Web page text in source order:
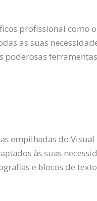
profissional como
as suas
poderosas
empilhadas do Visual
às suas
e blocos de